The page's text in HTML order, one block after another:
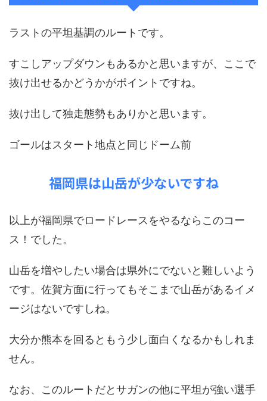
ラストの平坦基調のルートです。
すこしアップダウンもあるかと思いますが、ここで
抜け出せるかどうかがポイントですね。
抜け出して独走態勢もありかと思います。
ゴールはスタート地点と同じドーム前
福岡県は山岳が少ないですね
以上が福岡県でロードレースをやるならこのコー
ス！でした。
山岳を増やしたい場合は県外にでないと難しいよう
です。佐賀方面に行ってもそこまで山岳があるイメ
ージはないですしね。
大分か熊本を回るともう少し面白くなるかもしれま
せん。
なお、このルートだとサガンの他に平坦が強い選手